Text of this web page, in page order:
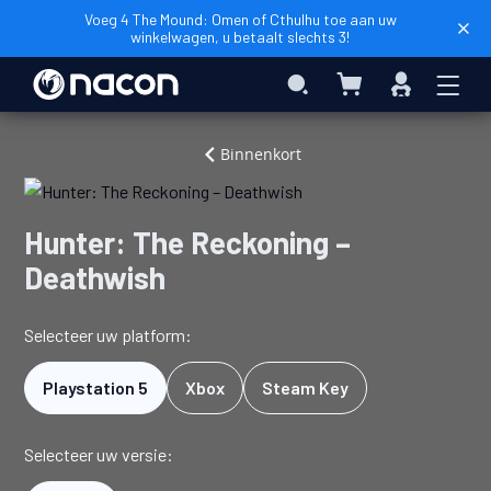
Voeg 4 The Mound: Omen of Cthulhu toe aan uw
winkelwagen, u betaalt slechts 3!
Search Winkelwagen
Inloggen
Home
Videogames
BinnenkortHunter:
Reckoning
Deathwish
Hunter: The Reckoning –
Deathwish
Selecteer uw platform:
Playstation 5 Xbox Steam Key
Selecteer uw versie: